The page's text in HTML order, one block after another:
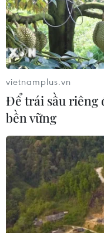
vietnamplus.vn
Để trái sầu riêng
bền vững